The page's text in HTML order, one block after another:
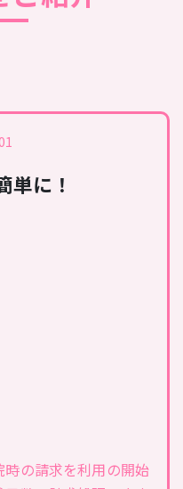
単に！
の請求を利用の開始